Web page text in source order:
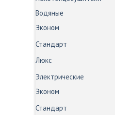
Водяные
Эконом
Стандарт
Люкс
Электрические
Эконом
Стандарт